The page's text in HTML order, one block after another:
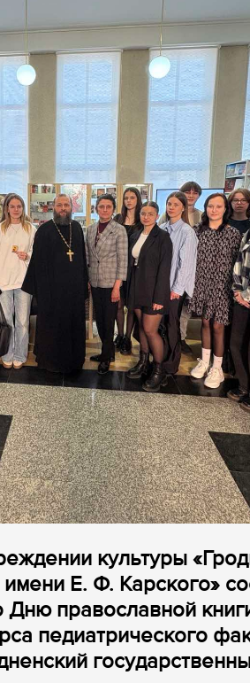
культуры
Е. Ф. Карского»
православной
педиатрического